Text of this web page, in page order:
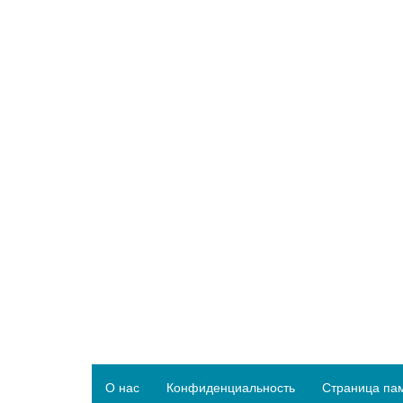
О нас Конфиденциальность Страница